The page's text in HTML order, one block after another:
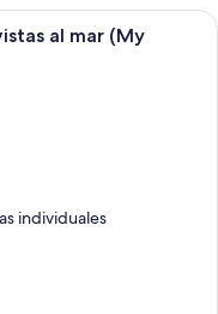
con barandilla de vidrio,
al mar (My
individuales